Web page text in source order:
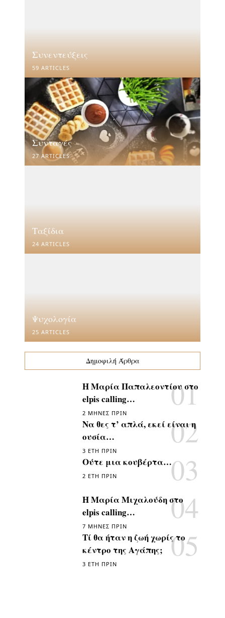
Συνεντεύξεις
59 ARTICLES
Συνταγές
27 ARTICLES
Ταξίδια
24 ARTICLES
Ψυχολογία
25 ARTICLES
Δημοφιλή Άρθρα
Η Μαρία Παπαλεοντίου στο
elpis calling…
2 ΜΉΝΕΣ ΠΡΙΝ
Να θες τ’ απλά, εκεί είναι η
ουσία…
3 ΈΤΗ ΠΡΙΝ
Ούτε μια κουβέρτα…
2 ΈΤΗ ΠΡΙΝ
Η Μαρία Μιχαλούδη στο
elpis calling…
7 ΜΉΝΕΣ ΠΡΙΝ
Τί θα ήταν η ζωή χωρίς το
κέντρο της Αγάπης;
3 ΈΤΗ ΠΡΙΝ